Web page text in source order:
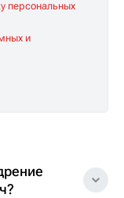
персональных
и